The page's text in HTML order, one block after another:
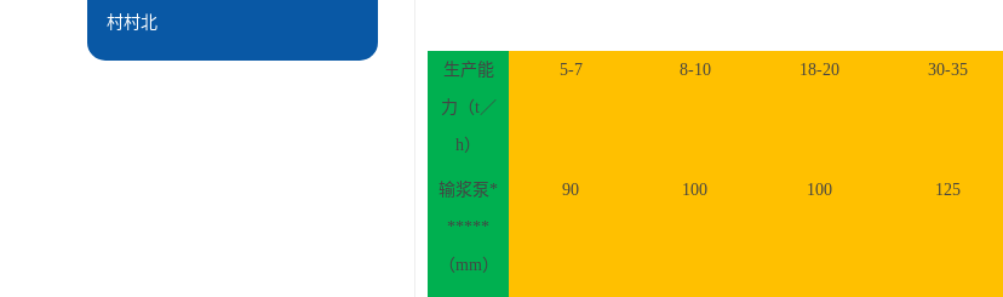
生产能
力 （t／
h）
5-7 8-10 18-20 30-35
输浆泵*
*****
（mm）
90 100 100 125
村村北